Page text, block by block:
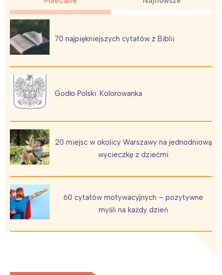
70 najpiękniejszych cytatów z Biblii
Godło Polski. Kolorowanka
20 miejsc w okolicy Warszawy na jednodniową
wycieczkę z dziećmi
60 cytatów motywacyjnych – pozytywne
myśli na każdy dzień
Warszawa
Łódź
Trójmiasto
Poznań
Wrocław
Kraków
Północ
Wybieram